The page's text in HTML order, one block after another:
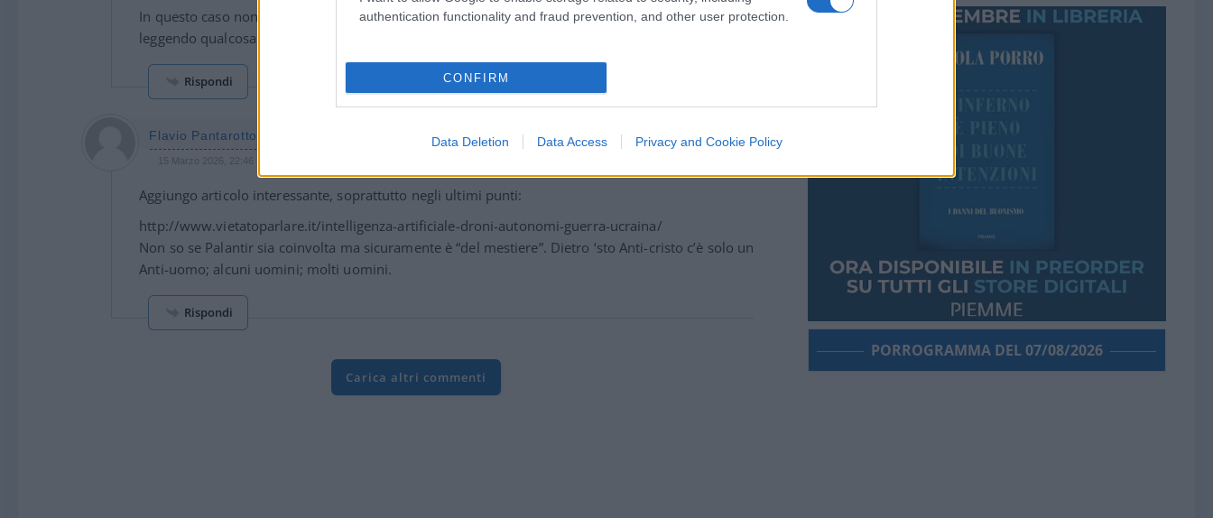
authentication functionality and fraud prevention, and other user protection.
CONFIRM
Data Deletion Data Access Privacy and Cookie Policy
In questo caso non ne farei affatto una questione politica in confronto la politica fa ridere..
leggendo qualcosa si capisce che il futuro umano potrebbe essere devastante !
Rispondi
Flavio Pantarotto
15 Marzo 2026, 22:46 22:46
Aggiungo articolo interessante, soprattutto negli ultimi punti:
http://www.vietatoparlare.it/intelligenza-artificiale-droni-autonomi-guerra-ucraina/
Non so se Palantir sia coinvolta ma sicuramente è “del mestiere”. Dietro ‘sto Anti-cristo c’è solo un
Anti-uomo; alcuni uomini; molti uomini.
Rispondi
Carica altri commenti
PORROGRAMMA DEL 07/08/2026